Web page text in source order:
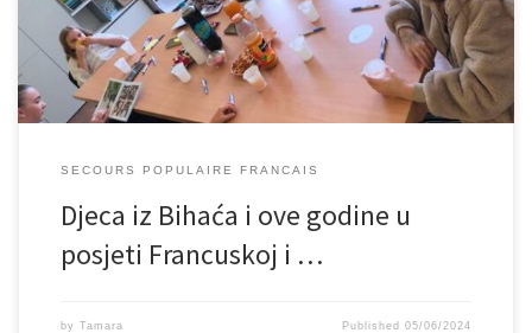
du Monde”. Tim povodom upriličen je sastanak […]
SECOURS POPULAIRE FRANCAIS
Djeca iz Bihaća i ove godine u
posjeti Francuskoj i …
by Tamara Published05/06/2024